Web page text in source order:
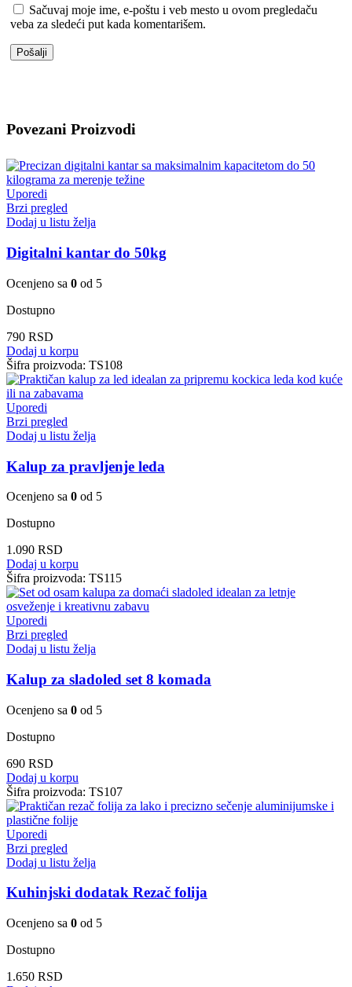
Sačuvaj moje ime, e-poštu i veb mesto u ovom pregledaču
veba za sledeći put kada komentarišem.
Povezani Proizvodi
Uporedi
Brzi pregled
Dodaj u listu želja
Digitalni kantar do 50kg
Ocenjeno sa 0 od 5
Dostupno
790 RSD
Dodaj u korpu
Šifra proizvoda: TS108
Uporedi
Brzi pregled
Dodaj u listu želja
Kalup za pravljenje leda
Ocenjeno sa 0 od 5
Dostupno
1.090 RSD
Dodaj u korpu
Šifra proizvoda: TS115
Uporedi
Brzi pregled
Dodaj u listu želja
Kalup za sladoled set 8 komada
Ocenjeno sa 0 od 5
Dostupno
690 RSD
Dodaj u korpu
Šifra proizvoda: TS107
Uporedi
Brzi pregled
Dodaj u listu želja
Kuhinjski dodatak Rezač folija
Ocenjeno sa 0 od 5
Dostupno
1.650 RSD